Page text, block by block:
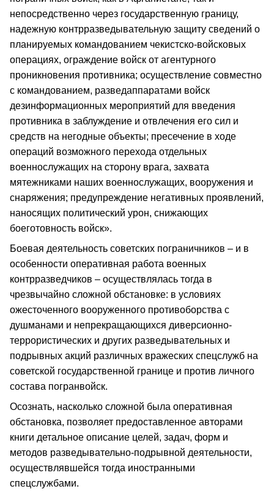
непосредственно через государственную границу,
надежную контрразведывательную защиту сведений о
планируемых командованием чекистско-войсковых
операциях, ограждение войск от агентурного
проникновения противника; осуществление совместно
с командованием, разведаппаратами войск
дезинформационных мероприятий для введения
противника в заблуждение и отвлечения его сил и
средств на негодные объекты; пресечение в ходе
операций возможного перехода отдельных
военнослужащих на сторону врага, захвата
мятежниками наших военнослужащих, вооружения и
снаряжения; предупреждение негативных проявлений,
наносящих политический урон, снижающих
боеготовность войск».
Боевая деятельность советских пограничников – и в
особенности оперативная работа военных
контрразведчиков – осуществлялась тогда в
чрезвычайно сложной обстановке: в условиях
ожесточенного вооруженного противоборства с
душманами и непрекращающихся диверсионно-
террористических и других разведывательных и
подрывных акций различных вражеских спецслужб на
советской государственной границе и против личного
состава погранвойск.
Осознать, насколько сложной была оперативная
обстановка, позволяет предоставленное авторами
книги детальное описание целей, задач, форм и
методов разведывательно-подрывной деятельности,
осуществлявшейся тогда иностранными
спецслужбами.